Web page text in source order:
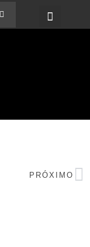
PRÓXIMO